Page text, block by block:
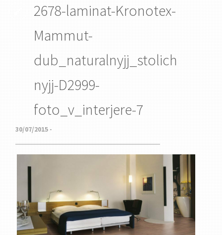
2678-laminat-Kronotex-
Mammut-
dub_naturalnyjj_stolich
nyjj-D2999-
foto_v_interjere-7
30/07/2015 -